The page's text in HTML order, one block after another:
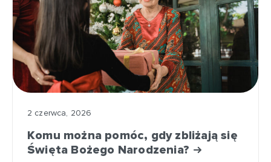
2 czerwca, 2026
Komu można pomóc, gdy zbliżają się
Święta Bożego Narodzenia?